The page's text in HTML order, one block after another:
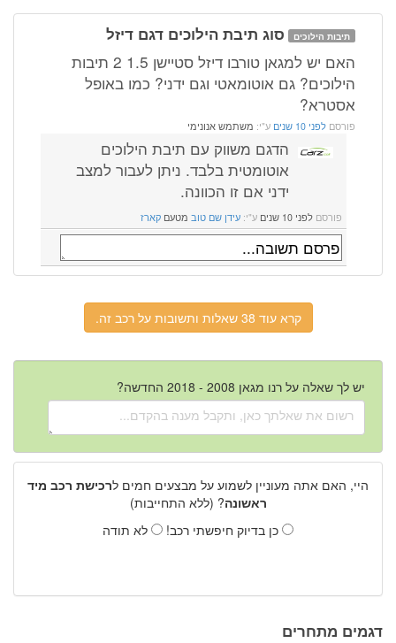
תיבות הילוכים סוג תיבת הילוכים דגם דיזל
האם יש למגאן טורבו דיזל סטיישן 1.5 2 תיבות
הילוכים? גם אוטומאטי וגם ידני? כמו באופל
אסטרא?
פורסם לפני 10 שנים ע"י: משתמש אנונימי
הדגם משווק עם תיבת הילוכים
אוטומטית בלבד. ניתן לעבור למצב
ידני אם זו הכוונה.
פורסם לפני 10 שנים ע"י: עידן שם טוב מטעם קארז
קרא עוד 38 שאלות ותשובות על רכב זה.
יש לך שאלה על רנו מגאן 2008 - 2018 החדשה?
היי, האם אתה מעוניין לשמוע על מבצעים חמים לרכישת רכב מיד
ראשונה? (ללא התחייבות)
כן בדיוק חיפשתי רכב!
לא תודה
דגמים מתחרים